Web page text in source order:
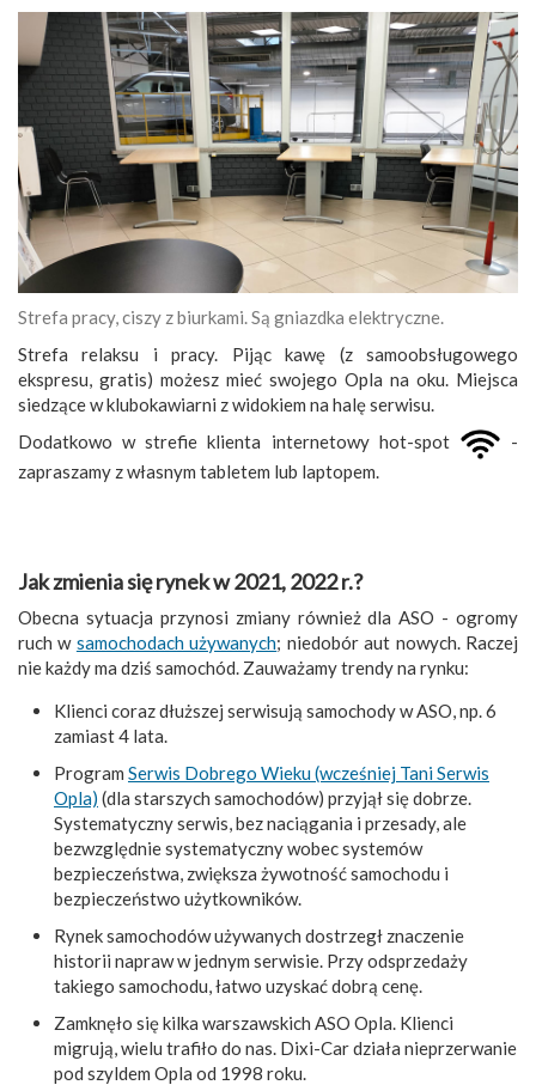
Strefa pracy, ciszy z biurkami. Są gniazdka elektryczne.
Strefa relaksu i pracy. Pijąc kawę (z samoobsługowego
ekspresu, gratis) możesz mieć swojego Opla na oku. Miejsca
siedzące w klubokawiarni z widokiem na halę serwisu.
Dodatkowo w strefie klienta internetowy hot-spot
-
zapraszamy z własnym tabletem lub laptopem.
Jak zmienia się rynek w 2021, 2022 r.?
Obecna sytuacja przynosi zmiany również dla ASO - ogromy
ruch w samochodach używanych; niedobór aut nowych. Raczej
nie każdy ma dziś samochód. Zauważamy trendy na rynku:
Klienci coraz dłuższej serwisują samochody w ASO, np. 6
zamiast 4 lata.
Program Serwis Dobrego Wieku (wcześniej Tani Serwis
Opla) (dla starszych samochodów) przyjął się dobrze.
Systematyczny serwis, bez naciągania i przesady, ale
bezwzględnie systematyczny wobec systemów
bezpieczeństwa, zwiększa żywotność samochodu i
bezpieczeństwo użytkowników.
Rynek samochodów używanych dostrzegł znaczenie
historii napraw w jednym serwisie. Przy odsprzedaży
takiego samochodu, łatwo uzyskać dobrą cenę.
Zamknęło się kilka warszawskich ASO Opla. Klienci
migrują, wielu trafiło do nas. Dixi-Car działa nieprzerwanie
pod szyldem Opla od 1998 roku.